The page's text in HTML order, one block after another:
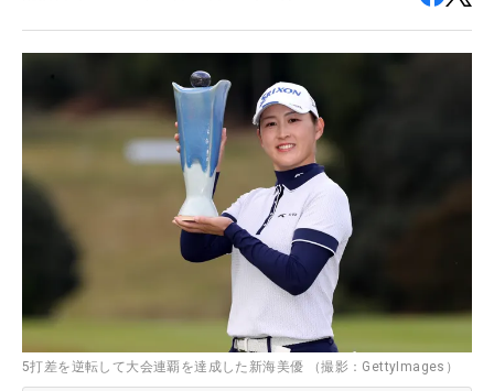
5打差を逆転して大会連覇を達成した新海美優 （撮影：GettyImages）